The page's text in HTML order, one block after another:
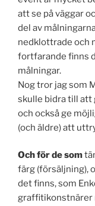
att se på väggar
del av
nedklottrade och
fortfarande finns
målningar.
Nog tror jag som
skulle bidra till att
och också ge
(och äldre) att
Och för de som
färg (försäljning),
det finns, som
graffitikonstnärer